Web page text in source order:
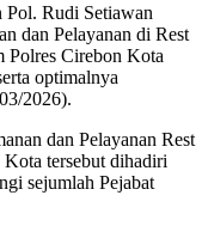
Pol. Rudi Setiawan
dan Pelayanan di Rest
Cirebon Kota
optimalnya
2026).
dan Pelayanan Rest
tersebut dihadiri
sejumlah Pejabat